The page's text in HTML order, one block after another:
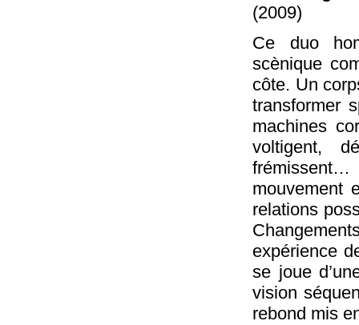
(2009)
Ce duo
scènique
côte. Un
transformer
machines
voltigent,
mouvement
relations
expérience
se joue
vision
rebond mis